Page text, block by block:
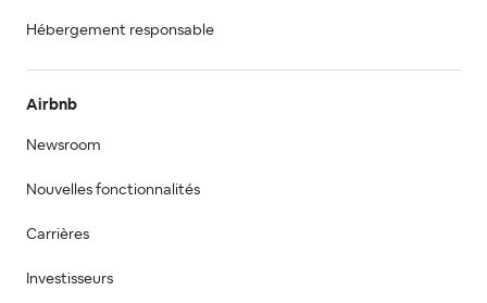
Hébergement responsable
Airbnb
Newsroom
Nouvelles fonctionnalités
Carrières
Investisseurs